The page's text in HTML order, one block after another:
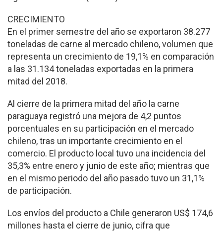
CRECIMIENTO
En el primer semestre del año se exportaron 38.277
tonela­das de carne al mercado chi­leno, volumen que
representa un crecimiento de 19,1% en comparación
a las 31.134 tone­ladas exportadas en la primera
mitad del 2018.
Al cierre de la primera mitad del año la carne
paraguaya registró una mejora de 4,2 pun­tos
porcentuales en su partici­pación en el mercado
chileno, tras un importante creci­miento en el
comercio. El pro­ducto local tuvo una incidencia del
35,3% entre enero y junio de este año; mientras que
en el mismo periodo del año pasado tuvo un 31,1%
de participación.
Los envíos del producto a Chile generaron US$ 174,6
millones hasta el cierre de junio, cifra que